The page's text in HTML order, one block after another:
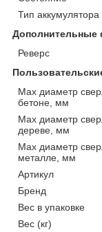
Тип аккумулятора
Дополнительные
Реверс
Max диаметр
бетоне, мм
Max диаметр
дереве, мм
Max диаметр
металле, мм
Артикул
Бренд
Вес в упаковке
Вес (кг)